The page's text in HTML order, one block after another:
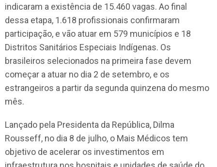
indicaram a existência de 15.460 vagas. Ao final
dessa etapa, 1.618 profissionais confirmaram
participação, e vão atuar em 579 municípios e 18
Distritos Sanitários Especiais Indígenas. Os
brasileiros selecionados na primeira fase devem
começar a atuar no dia 2 de setembro, e os
estrangeiros a partir da segunda quinzena do mesmo
mês.
Lançado pela Presidenta da República, Dilma
Rousseff, no dia 8 de julho, o Mais Médicos tem
objetivo de acelerar os investimentos em